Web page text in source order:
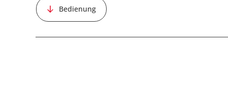
Bedienung